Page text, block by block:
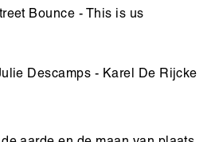
Bounce - This is us
Descamps - Karel De Rijcke